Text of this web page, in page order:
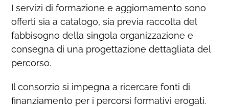
I servizi di formazione e aggiornamento sono
offerti sia a catalogo, sia previa raccolta del
fabbisogno della singola organizzazione e
consegna di una progettazione dettagliata del
percorso.
Il consorzio si impegna a ricercare fonti di
finanziamento per i percorsi formativi erogati.